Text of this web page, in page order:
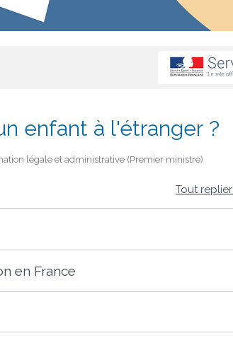
enfant à l'étranger ?
légale et administrative (Premier ministre)
Tout replier
en France